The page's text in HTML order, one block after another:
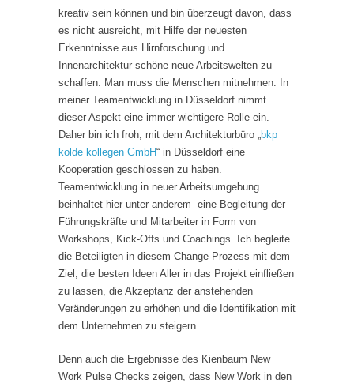
kreativ sein können und bin überzeugt davon, dass
es nicht ausreicht, mit Hilfe der neuesten
Erkenntnisse aus Hirnforschung und
Innenarchitektur schöne neue Arbeitswelten zu
schaffen. Man muss die Menschen mitnehmen. In
meiner Teamentwicklung in Düsseldorf nimmt
dieser Aspekt eine immer wichtigere Rolle ein.
Daher bin ich froh, mit dem Architekturbüro „bkp
kolde kollegen GmbH“ in Düsseldorf eine
Kooperation geschlossen zu haben.
Teamentwicklung in neuer Arbeitsumgebung
beinhaltet hier unter anderem eine Begleitung der
Führungskräfte und Mitarbeiter in Form von
Workshops, Kick-Offs und Coachings. Ich begleite
die Beteiligten in diesem Change-Prozess mit dem
Ziel, die besten Ideen Aller in das Projekt einfließen
zu lassen, die Akzeptanz der anstehenden
Veränderungen zu erhöhen und die Identifikation mit
dem Unternehmen zu steigern.
Denn auch die Ergebnisse des Kienbaum New
Work Pulse Checks zeigen, dass New Work in den